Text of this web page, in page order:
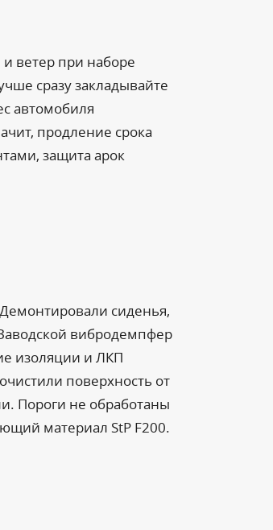
ветер при наборе
сразу закладывайте
автомобиля
продление срока
защита арок
сиденья,
вибродемпфер
изоляции и ЛКП
поверхность от
Пороги не обработаны
материал StP F200.